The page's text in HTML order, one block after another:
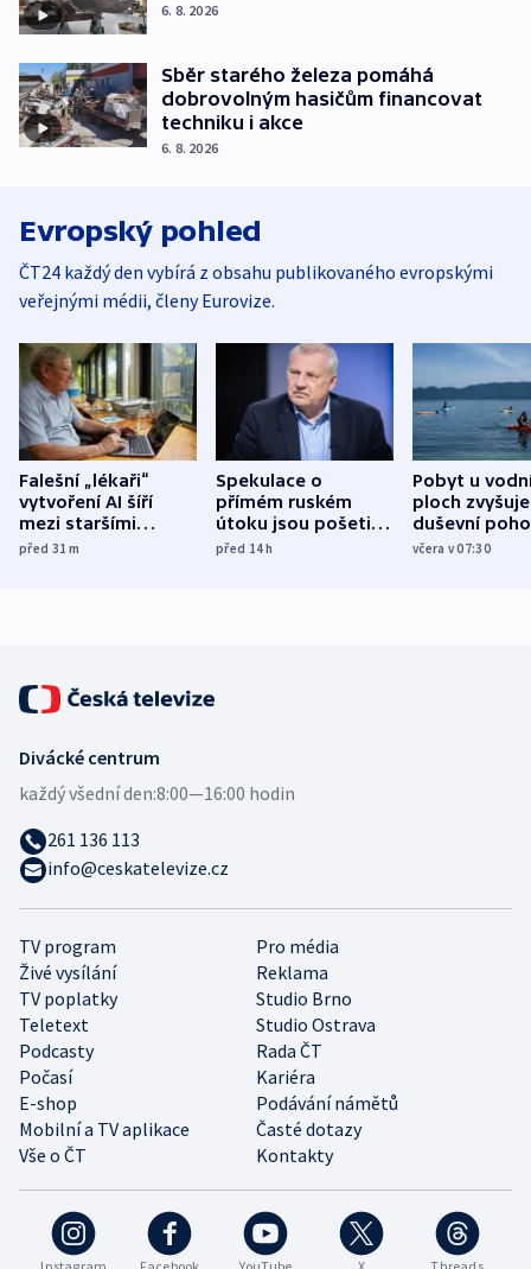
6. 8. 2026
Sběr starého železa pomáhá
dobrovolným hasičům financovat
techniku i akce
6. 8. 2026
Evropský pohled
ČT24 každý den vybírá z obsahu publikovaného evropskými
veřejnými médii, členy Eurovize.
Falešní „lékaři“
vytvoření AI šíří
mezi staršími
Poláky nebezpečné
před 31m
Spekulace o
přímém ruském
útoku jsou pošetilé,
míní estonský
před 14h
Pobyt u
ploch zvyšuje
duševní
ukázala
včera v 07:30
TV program
Pro média
Živé vysílání
Reklama
TV poplatky
Studio Brno
Teletext
Studio Ostrava
Podcasty
Rada ČT
Počasí
Kariéra
E-shop
Podávání námětů
Mobilní a TV aplikace
Časté dotazy
Vše o ČT
Kontakty
Divácké centrum
každý všední den:8:00—16:00 hodin
261 136 113
info@ceskatelevize.cz